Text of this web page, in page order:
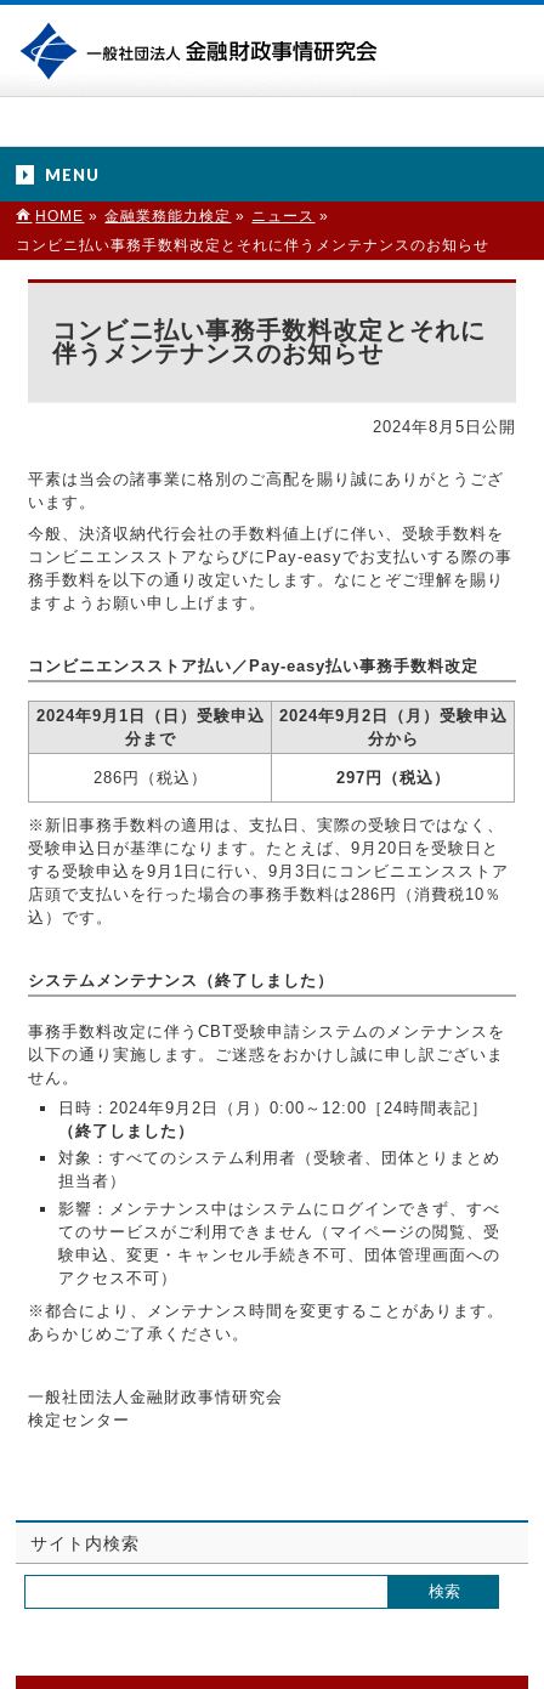
MENU
HOME » 金融業務能力検定 » ニュース »
コンビニ払い事務手数料改定とそれに伴うメンテナンスのお知らせ
コンビニ払い事務手数料改定とそれに
伴うメンテナンスのお知らせ
2024年8月5日公開
平素は当会の諸事業に格別のご高配を賜り誠にありがとうござ
います。
今般、決済収納代行会社の手数料値上げに伴い、受験手数料を
コンビニエンスストアならびにPay-easyでお支払いする際の事
務手数料を以下の通り改定いたします。なにとぞご理解を賜り
ますようお願い申し上げます。
コンビニエンスストア払い／Pay-easy払い事務手数料改定
2024年9月1日（日）受験申込
分まで
2024年9月2日（月）受験申込
分から
286円（税込） 297円（税込）
※新旧事務手数料の適用は、支払日、実際の受験日ではなく、
受験申込日が基準になります。たとえば、9月20日を受験日と
する受験申込を9月1日に行い、9月3日にコンビニエンスストア
店頭で支払いを行った場合の事務手数料は286円（消費税10％
込）です。
システムメンテナンス（終了しました）
事務手数料改定に伴うCBT受験申請システムのメンテナンスを
以下の通り実施します。ご迷惑をおかけし誠に申し訳ございま
せん。
日時：2024年9月2日（月）0:00～12:00［24時間表記］
（終了しました）
対象：すべてのシステム利用者（受験者、団体とりまとめ
担当者）
影響：メンテナンス中はシステムにログインできず、すべ
てのサービスがご利用できません（マイページの閲覧、受
験申込、変更・キャンセル手続き不可、団体管理画面への
アクセス不可）
※都合により、メンテナンス時間を変更することがあります。
あらかじめご了承ください。
一般社団法人金融財政事情研究会
検定センター
サイト内検索